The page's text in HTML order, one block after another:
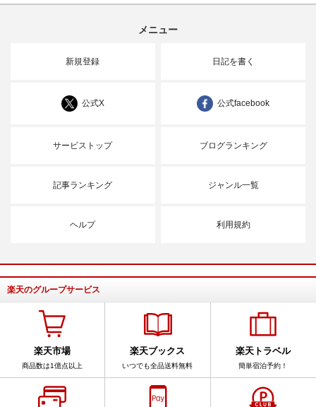
メニュー
新規登録 日記を書く
公式X 公式facebook
サービストップ ブログランキング
記事ランキング ジャンル一覧
ヘルプ 利用規約
楽天のグループサービス
楽天市場
商品数は1億点以上
楽天ブックス
いつでも全品送料無料
楽天トラベル
簡単宿泊予約！